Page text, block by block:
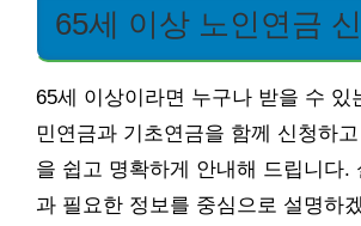
65세 이상 노인연금
65세 이상이라면 누구나 받을 수 있
민연금과 기초연금을 함께 신청하
을 쉽고 명확하게 안내해 드립니다.
과 필요한 정보를 중심으로 설명하